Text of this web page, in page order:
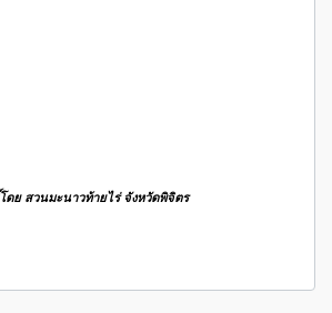
ดย สวนมะนาวท้ายไร่ จังหวัดพิจิตร